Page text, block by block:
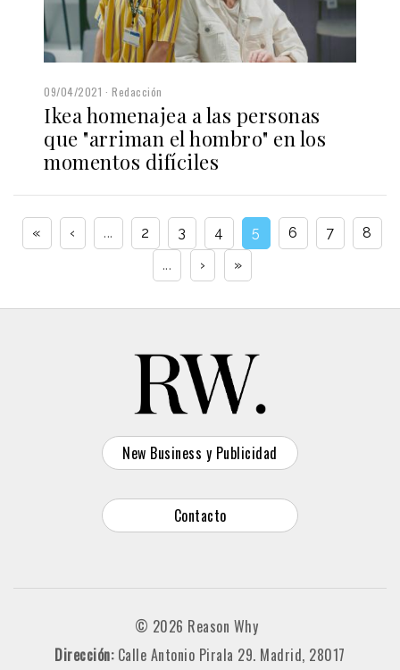
09/04/2021 Redacción
Ikea homenajea a las personas
que "arriman el hombro" en los
momentos difíciles
« ‹ ... 2 3 4 5 6 7
8
...
› »
New Business y Publicidad
Contacto
© 2026 Reason Why
Dirección: Calle Antonio Pirala 29. Madrid, 28017